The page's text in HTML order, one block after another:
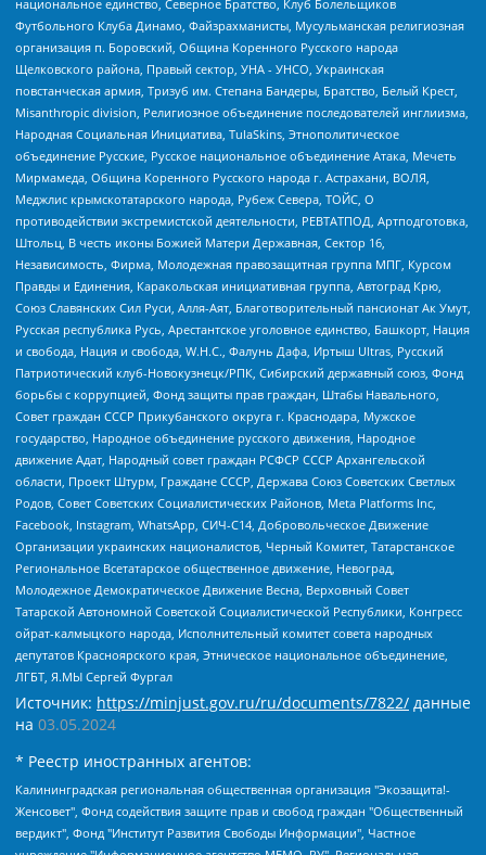
национальное единство, Северное Братство, Клуб Болельщиков
Футбольного Клуба Динамо, Файзрахманисты, Мусульманская религиозная
организация п. Боровский, Община Коренного Русского народа
Щелковского района, Правый сектор, УНА - УНСО, Украинская
повстанческая армия, Тризуб им. Степана Бандеры, Братство, Белый Крест,
Misanthropic division, Религиозное объединение последователей инглиизма,
Народная Социальная Инициатива, TulaSkins, Этнополитическое
объединение Русские, Русское национальное объединение Атака, Мечеть
Мирмамеда, Община Коренного Русского народа г. Астрахани, ВОЛЯ,
Меджлис крымскотатарского народа, Рубеж Севера, ТОЙС, О
противодействии экстремистской деятельности, РЕВТАТПОД, Артподготовка,
Штольц, В честь иконы Божией Матери Державная, Сектор 16,
Независимость, Фирма, Молодежная правозащитная группа МПГ, Курсом
Правды и Единения, Каракольская инициативная группа, Автоград Крю,
Союз Славянских Сил Руси, Алля-Аят, Благотворительный пансионат Ак Умут,
Русская республика Русь, Арестантское уголовное единство, Башкорт, Нация
и свобода, Нация и свобода, W.H.С., Фалунь Дафа, Иртыш Ultras, Русский
Патриотический клуб-Новокузнецк/РПК, Сибирский державный союз, Фонд
борьбы с коррупцией, Фонд защиты прав граждан, Штабы Навального,
Совет граждан СССР Прикубанского округа г. Краснодара, Мужское
государство, Народное объединение русского движения, Народное
движение Адат, Народный совет граждан РСФСР СССР Архангельской
области, Проект Штурм, Граждане СССР, Держава Союз Советских Светлых
Родов, Совет Советских Социалистических Районов, Meta Platforms Inc,
Facebook, Instagram, WhatsApp, СИЧ-С14, Добровольческое Движение
Организации украинских националистов, Черный Комитет, Татарстанское
Региональное Всетатарское общественное движение, Невоград,
Молодежное Демократическое Движение Весна, Верховный Совет
Татарской Автономной Советской Социалистической Республики, Конгресс
ойрат-калмыцкого народа, Исполнительный комитет совета народных
депутатов Красноярского края, Этническое национальное объединение,
ЛГБТ, Я.МЫ Сергей Фургал
Источник: https://minjust.gov.ru/ru/documents/7822/ данные
на 03.05.2024
* Реестр иностранных агентов:
Калининградская региональная общественная организация "Экозащита!-Женсовет", Фонд содействия защите прав и свобод граждан "Общественный вердикт", Фонд "Институт Развития Свободы Информации", Частное учреждение "Информационное агентство МЕМО. РУ", Региональная общественная организация "Общественная комиссия по сохранению наследия академика Сахарова", Фонд поддержки свободы прессы, Санкт-Петербургская общественная правозащитная организация "Гражданский контроль", Межрегиональная общественная организация "Информационно-просветительский центр "Мемориал", Региональный Фонд "Центр Защиты Прав Средств Массовой Информации", с 05.12.2023 Фонд "Центр Защиты Прав Средств массовой информации", Региональная общественная благотворительная организация помощи беженцам и мигрантам "Гражданское содействие", Негосударственное образовательное учреждение дополнительного профессионального образования (повышение квалификации) специалистов "АКАДЕМИЯ ПО ПРАВАМ ЧЕЛОВЕКА", Свердловская региональная общественная организация "Сутяжник", Автономная некоммерческая организация "Центр независимых социологических исследований", Союз общественных объединений "Российский исследовательский центр по правам человека", Региональное общественное учреждение научно-информационный центр "МЕМОРИАЛ", Некоммерческая организация "Фонд защиты гласности", Автономная некоммерческая организация "Институт прав человека", Городская общественная организация "Екатеринбургское общество "МЕМОРИАЛ", Городская общественная организация "Рязанское историко-просветительское и правозащитное общество "Мемориал" (Рязанский Мемориал), Челябинский региональный орган общественной самодеятельности – женское общественное объединение "Женщины Евразии", Челябинский региональный орган общественной самодеятельности "Уральская правозащитная группа", Фонд содействия защите здоровья и социальной справедливости имени Андрея Рылькова, Автономная Некоммерческая Организация "Аналитический Центр Юрия Левады", Автономная некоммерческая организация социальной поддержки населения "Проект Апрель", Региональная общественная организация помощи женщинам и детям, находящимся в кризисной ситуации "Информационно-методический центр "Анна", Фонд содействия развитию массовых коммуникаций и правовому просвещению "Так-так-Так", Фонд содействия устойчивому развитию "Серебряная тайга", Свердловский региональный общественный фонд социальных проектов "Новое время", "Idel.Реалии", Кавказ.Реалии, Крым.Реалии, Телеканал Настоящее Время, Татаро-башкирская служба Радио Свобода (Azatliq Radiosi), Радио Свободная Европа/Радио Свобода (PCE/PC), "Сибирь.Реалии", "Фактограф", Благотворительный фонд помощи осужденным и их семьям, Автономная некоммерческая организация "Институт глобализации и социальных движений", Фонд "В защиту прав заключенных", Частное учреждение "Центр поддержки и содействия развитию средств массовой информации", Пензенский региональный общественный благотворительный фонд "Гражданский союз", "Север.Реалии", Некоммерческая организация Фонд "Правовая инициатива", Общество с ограниченной ответственностью "Радио Свободная Европа/Радио Свобода", Чешское информационное агентство "MEDIUM-ORIENT", Красноярская региональная общественная организация "Мы против СПИДа", Камалягин Денис Николаевич, Маркелов Сергей Евгеньевич, Пономарев Лев Александрович, Савицкая Людмила Алексеевна, Автономная некоммерческая организация "Центр по работе с проблемой насилия "НАСИЛИЮ.НЕТ", Межрегиональный профессиональный союз работников здравоохранения "Альянс врачей", Юридическое лицо, зарегистрированное в Латвийской Республике, SIA "Medusa Project" (регистрационный номер 40103797863, дата регистрации 10.06.2014), Некоммерческая организация "Фонд по борьбе с коррупцией", Автономная некоммерческая организация "Институт права и публичной политики", Баданин Роман Сергеевич, Гликин Максим Александрович, Железнова Мария Михайловна, Лукьянова Юлия Сергеевна, Маетная Елизавета Витальевна, Маняхин Петр Борисович, Чуракова Ольга Владимировна, Ярош Юлия Петровна, Юридическое лицо "The Insider SIA", зарегистрированное в Риге, Латвийская Республика (дата регистрации 26.06.2015), являющееся администратором доменного имени интернет-издания "The Insider SIA", https://theins.ru, Постернак Алексей Евгеньевич, Рубин Михаил Аркадьевич, Анин Роман Александрович, Юридическое лицо Istories fonds, зарегистрированное в Латвийской Республике (регистрационный номер 50008295751, дата регистрации 24.02.2020), Великовский Дмитрий Александрович, Долинина Ирина Николаевна, Мароховская Алеся Алексеевна, Шлейнов Роман Юрьевич, Шмагун Олеся Валентиновна, Общество с ограниченной ответственностью "Альтаир 2021", Общество с ограниченной ответственностью "Вега 2021", Общество с ограниченной ответственностью "Главный редактор 2021", Общество с ограниченной ответственностью "Ромашки монолит", Важенков Артем Валерьевич, Ивановская областная общественная организация "Центр гендерных исследований", Гурман Юрий Альбертович, Медиапроект "ОВД-Инфо", Егоров Владимир Владимирович, Жилинский Владимир Александрович, Общество с ограниченной ответственностью "ЗП", Иванова София Юрьевна, Карезина Инна Павловна, Кильтау Екатерина Викторовна, Петров Алексей Викторович, Пискунов Сергей Евгеньевич, Смирнов Сергей Сергеевич, Тихонов Михаил Сергеевич, Общество с ограниченной ответственностью "ЖУРНАЛИСТ-ИНОСТРАННЫЙ АГЕНТ", Арапова Галина Юрьевна, Вольтская Татьяна Анатольевна, Американская компания "Mason G.E.S. Anonymous Foundation" (США), являющаяся владельцем интернет-издания https://mnews.world/, Компания "Stichting Bellingcat", зарегистрированная в Нидерландах (дата регистрации 11.07.2018), Захаров Андрей Вячеславович, Клепиковская Екатерина Дмитриевна, Общество с ограниченной ответственностью "МЕМО", Перл Роман Александрович, Симонов Евгений Алексеевич, Соловьева Елена Анатольевна, Сотников Даниил Владимирович, Сурначева Елизавета Дмитриевна, Автономная некоммерческая организация по защите прав человека и информированию населения "Якутия – Наше Мнение", Общество с ограниченной ответственностью "Москоу диджитал медиа", с 26.01.2023 Общество с ограниченной ответственностью "Чайка Белые сады", Ветошкина Валерия Валерьевна, Заговора Максим Александрович, Межрегиональное общественное движение "Российская ЛГБТ - сеть", Оленичев Максим Владимирович, Павлов Иван Юрьевич, Скворцова Елена Сергеевна, Общество с ограниченной ответственностью "Как бы инагент", Кочетков Игорь Викторович, Общество с ограниченной ответственностью "Честные выборы", Еланчик Олег Александрович, Общество с ограниченной ответственностью "Нобелевский призыв", Гималова Регина Эмилевна, Григорьев Андрей Валерьевич, Григорьева Алина Александровна, Ассоциация по содействию защите прав призывников, альтернативнослужащих и военнослужащих "Правозащитная группа "Гражданин.Армия.Право", Хисамова Регина Фаритовна, Автономная некоммерческая организация по реализации социально-правовых программ "Лилит", Дальневосточное общественное движение "Маяк", Санкт-Петербургская ЛГБТ-инициативная группа "Выход", Инициативная группа ЛГБТ+ "Реверс", Алексеев Андрей Викторович, Бекбулатова Таисия Львовна, Беляев Иван Михайлович, Владыкина Елена Сергеевна, Гельман Марат Александрович, Никульшина Вероника Юрьевна, Толоконникова Надежда Андреевна, Шендерович Виктор Анатольевич, Общество с ограниченной ответственностью "Данное сообщение", Общество с ограниченной ответственностью Издательский дом "Новая глава", Айнбиндер Александра Александровна, Московский комьюнити-центр для ЛГБТ+инициатив, Благотворительный фонд развития филантропии, Deutsche Welle (Германия, Kurt-Schumacher-Strasse 3, 53113 Bonn), Борзунова Мария Михайловна, Воробьев Виктор Викторович, Голубева Анна Львовна, Константинова Алла Михайловна, Малкова Ирина Владимировна, Мурадов Мурад Абдулгалимович, Осетинская Елизавета Николаевна, Понасенков Евгений Николаевич, Ганапольский Матвей Юрьевич, Киселев Евгений Алексеевич, Борухович Ирина Григорьевна, Дремин Иван Тимофеевич, Дубровский Дмитрий Викторович, Красноярская региональная общественная организация поддержки и развития альтернативных образовательных технологий и межкультурных коммуникаций "ИНТЕРРА", Маяковская Екатерина Алексеевна, Фейгин Марк Захарович, Филимонов Андрей Викторович, Дзугкоева Регина Николаевна, Доброхотов Роман Александрович, Дудь Юрий Александрович, Елкин Сергей Владимирович, Кругликов Кирилл Игоревич, Сабунаева Мария Леонидовна, Семенов Алексей Владимирович, Шаинян Карен Багратович, Шульман Екатерина Михайловна, Асафьев Артур Валерьевич, Вахштайн Виктор Семенович, Венедиктов Алексей Алексеевич, Лушникова Екатерина Евгеньевна, Волков Леонид Михайлович, Невзоров Александр Глебович, Пархоменко Сергей Борисович, Сироткин Ярослав Николаевич, Кара-Мурза Владимир Владимирович, Баранова Наталья Владимировна, Гозман Леонид Яковлевич, Кагарлицкий Борис Юльевич, Климарев Михаил Валерьевич, Милов Владимир Станиславович, Автономная некоммерческая организация Краснодарский центр современного искусства "Типография", Моргенштерн Алишер Тагирович, Соболь Любовь Эдуардовна, Общество с ограниченной ответственностью "ЛИЗА НОРМ", Каспаров Гарри Кимович, Ходорковский Михаил Борисович, Общество с ограниченной ответственностью "Апрельские тезисы", Данилович Ирина Брониславовна, Кашин Олег Владимирович, Петров Николай Владимирович, Пивоваров Алексей Владимирович, Соколов Михаил Владимирович, Цветкова Юлия Владимировна, Чичваркин Евгений Александрович, Комитет против пыток/Команда против пыток, Общество с ограниченной ответственностью "Первый научный", Общество с ограниченной ответственностью "Вертолет и ко", Белоцерковская Вероника Борисовна, Кац Максим Евгеньевич, Лазарева Татьяна Юрьевна, Шаведдинов Руслан Табризович, Яшин Илья Валерьевич, Общество с ограниченной ответственностью "Иноагент ААВ", Алешковский Дмитрий Петрович, Альбац Евгения Марковна, Быков Дмитрий Львович, Галямина Юлия Евгеньевна, Лойко Сергей Леонидович, Мартынов Кирилл Константинович, Медведев Сергей Александрович, Крашенинников Федор Геннадиевич, Гордеева Катерина Вл